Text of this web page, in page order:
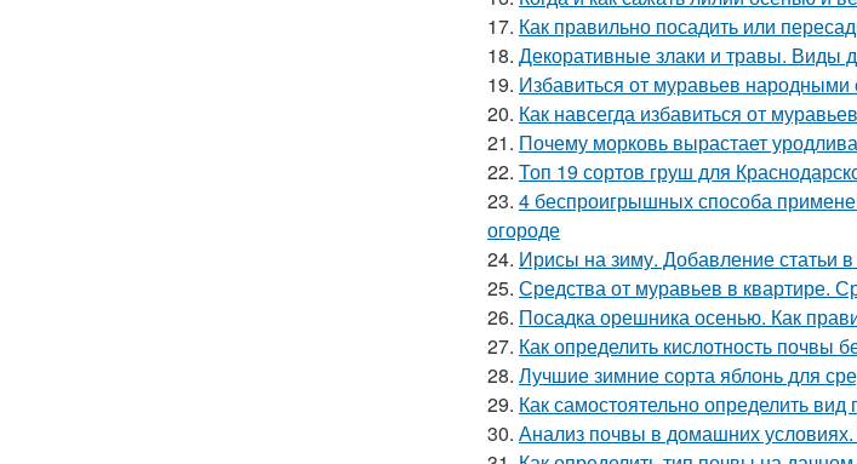
17. Как правильно посадить или
18. Декоративные злаки и травы. Виды
19. Избавиться от муравьев народными
20. Как навсегда избавиться от
21. Почему морковь вырастает
22. Топ 19 сортов груш для
23. 4 беспроигрышных способа
огороде
24. Ирисы на зиму. Добавление статьи
25. Средства от муравьев в квартире.
26. Посадка орешника осенью. Как
27. Как определить кислотность почвы
28. Лучшие зимние сорта яблонь для
29. Как самостоятельно определить вид
30. Анализ почвы в домашних